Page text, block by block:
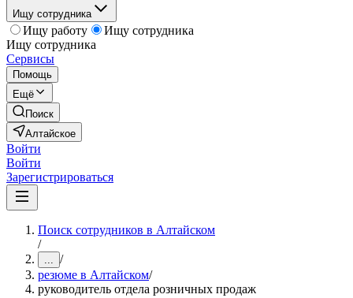
Ищу сотрудника
Ищу работу
Ищу сотрудника
Ищу сотрудника
Сервисы
Помощь
Ещё
Поиск
Алтайское
Войти
Войти
Зарегистрироваться
Поиск сотрудников в Алтайском
/
... /
резюме в Алтайском/
руководитель отдела розничных продаж